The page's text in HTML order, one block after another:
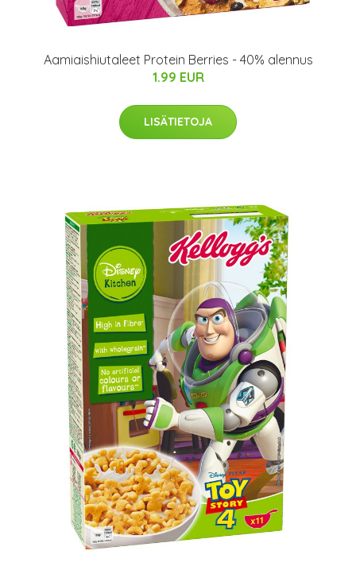
Aamiaishiutaleet Protein Berries - 40% alennus
1.99 EUR
LISÄTIETOJA